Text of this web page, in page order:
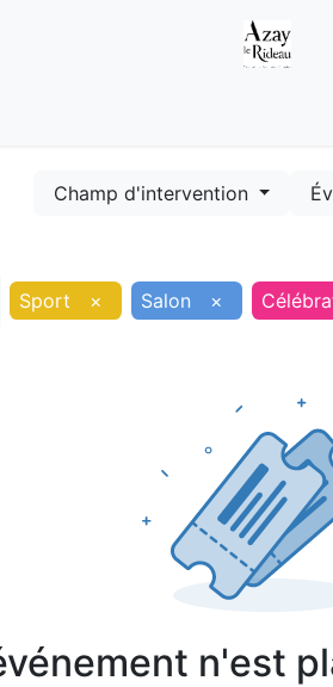
Champ d'intervention
Sport × Salon ×
n'est